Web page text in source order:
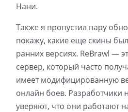
Нани.
Также я пропустил пару
покажу, какие еще скины
ранних версиях. ReBrawl —
сервер, который часто
имеет модифицированную
онлайн боев. Разработчики
уверяют, что они работают